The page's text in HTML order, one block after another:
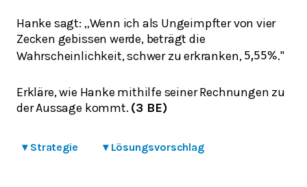
Hanke sagt: „Wenn ich als Ungeimpfter von vier
Zecken gebissen werde, beträgt die
Wahrscheinlichkeit, schwer zu erkranken, 5,55%."
Erkläre, wie Hanke mithilfe seiner Rechnungen zu
der Aussage kommt. (3 BE)
▾ Strategie ▾ Lösungsvorschlag